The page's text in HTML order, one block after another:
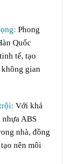
Phong
Quốc
tế, tạo
không gian
Với khả
nhựa ABS
nhà, đồng
nên môi